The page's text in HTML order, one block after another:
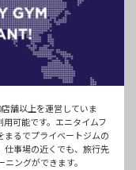
舗以上を運営していま
可能です。エニタイムフ
まるでプライベートジムの
仕事場の近くでも、旅行先
ングができます。